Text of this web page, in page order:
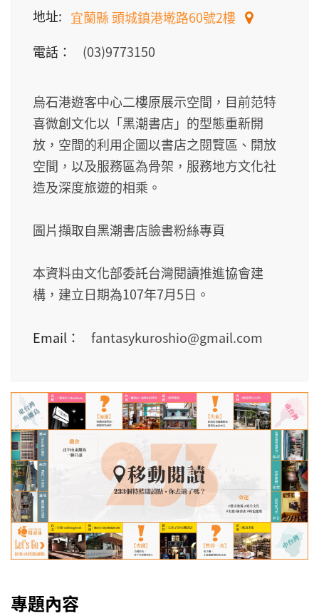
地址: 宜蘭縣 頭城鎮港墘路60號2樓
電話：
(03)9773150
烏石港遊客中心二樓原展示空間，目前范特
喜微創文化以「黑潮書店」的型態重新開
放，空間的利用企圖以書店之閱覽區、開放
空間，以及服務區為骨架，服務地方文化社
造及深度旅遊的相乘。
圖片擷取自黑潮書店臉書粉絲專頁
本資料由文化部委託台灣閱讀推進協會建
構，建立日期為107年7月5日。
Email： fantasykuroshio@gmail.com
專題內容